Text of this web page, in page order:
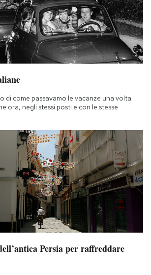
di come passavamo le vacanze una volta:
ora, negli stessi posti e con le stesse
Persia per raffreddare